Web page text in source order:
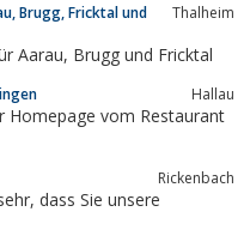
Brugg, Fricktal und
Thalheim
Landwirtschaftliche Lohnarbeiten für Aarau, Brugg und Fricktal
Hallau
Homepage vom Restaurant
Rickenbach